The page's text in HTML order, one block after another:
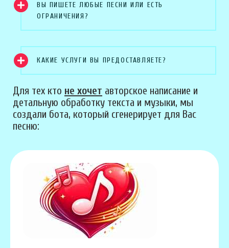
ВЫ ПИШЕТЕ ЛЮБЫЕ ПЕСНИ ИЛИ ЕСТЬ
ОГРАНИЧЕНИЯ?
КАКИЕ УСЛУГИ ВЫ ПРЕДОСТАВЛЯЕТЕ?
Для тех кто не хочет авторское написание и
детальную обработку текста и музыки, мы
создали бота, который сгенерирует для Вас
песню: